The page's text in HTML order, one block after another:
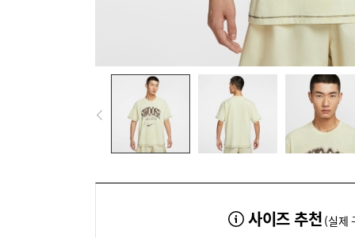
사이즈 추천 (실제